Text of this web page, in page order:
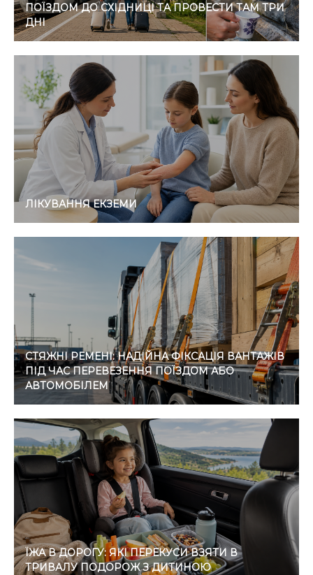
ПОЇЗДОМ ДО СХІДНИЦІ ТА ПРОВЕСТИ ТАМ ТРИ
ДНІ
ЛІКУВАННЯ ЕКЗЕМИ
СТЯЖНІ РЕМЕНІ: НАДІЙНА ФІКСАЦІЯ ВАНТАЖІВ
ПІД ЧАС ПЕРЕВЕЗЕННЯ ПОЇЗДОМ АБО
АВТОМОБІЛЕМ
ЇЖА В ДОРОГУ: ЯКІ ПЕРЕКУСИ ВЗЯТИ В
ТРИВАЛУ ПОДОРОЖ З ДИТИНОЮ